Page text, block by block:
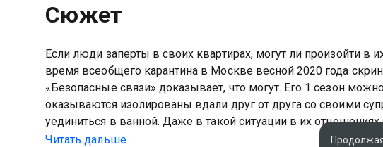
Сюжет
Если люди заперты в своих квартирах, могут ли произойти в
время всеобщего карантина в Москве весной 2020 года
«Безопасные связи» доказывает, что могут. Его 1 сезон
оказываются изолированы вдали друг от друга со своими
уединиться в ванной. Даже в такой ситуации в их
девушка в поиске работы получает предложение общаться с
Читать дальше